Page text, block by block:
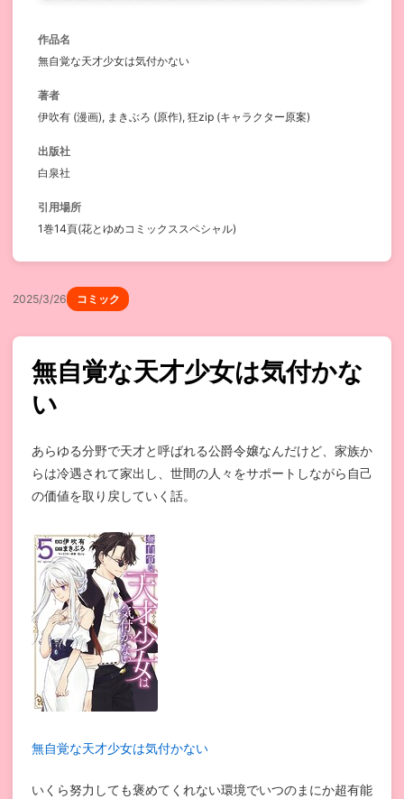
作品名
無自覚な天才少女は気付かない
著者
伊吹有 (漫画), まきぶろ (原作), 狂zip (キャラクター原案)
出版社
白泉社
引用場所
1巻14頁(花とゆめコミックススペシャル)
2025/3/26 コミック
無自覚な天才少女は気付かな
い
あらゆる分野で天才と呼ばれる公爵令嬢なんだけど、家族か
らは冷遇されて家出し、世間の人々をサポートしながら自己
の価値を取り戻していく話。
無自覚な天才少女は気付かない
いくら努力しても褒めてくれない環境でいつのまにか超有能